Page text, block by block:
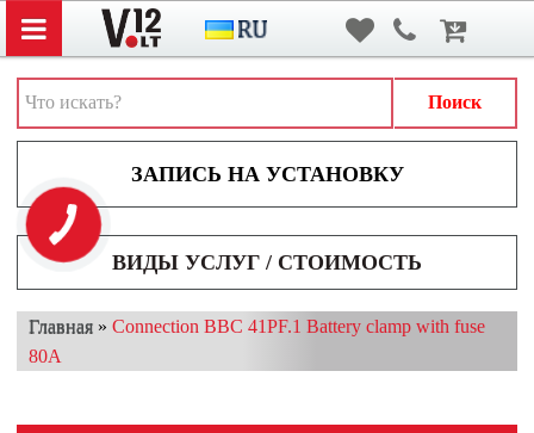
Поиск
ВИДЫ УСЛУГ / СТОИМОСТЬ
Вход/Регистрация
АВТОЗВУК
АКСЕССУАРЫ И ДОПОЛНИТЕЛЬНОЕ ОБОРУДОВАНИЕ
АККУМУЛЯТОРЫ
ВИДЕОРЕГИСТРАТОРЫ
НАВИГАТОРЫ
ПАРКОВОЧНЫЕ СИСТЕМЫ
Главная » Connection BBC 41PF.1 Battery clamp with fuse
80A